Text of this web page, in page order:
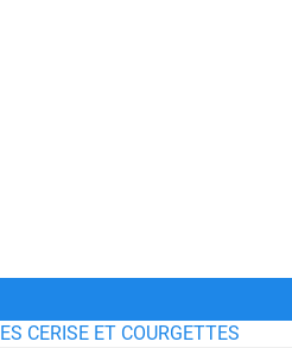
CERISE ET COURGETTES